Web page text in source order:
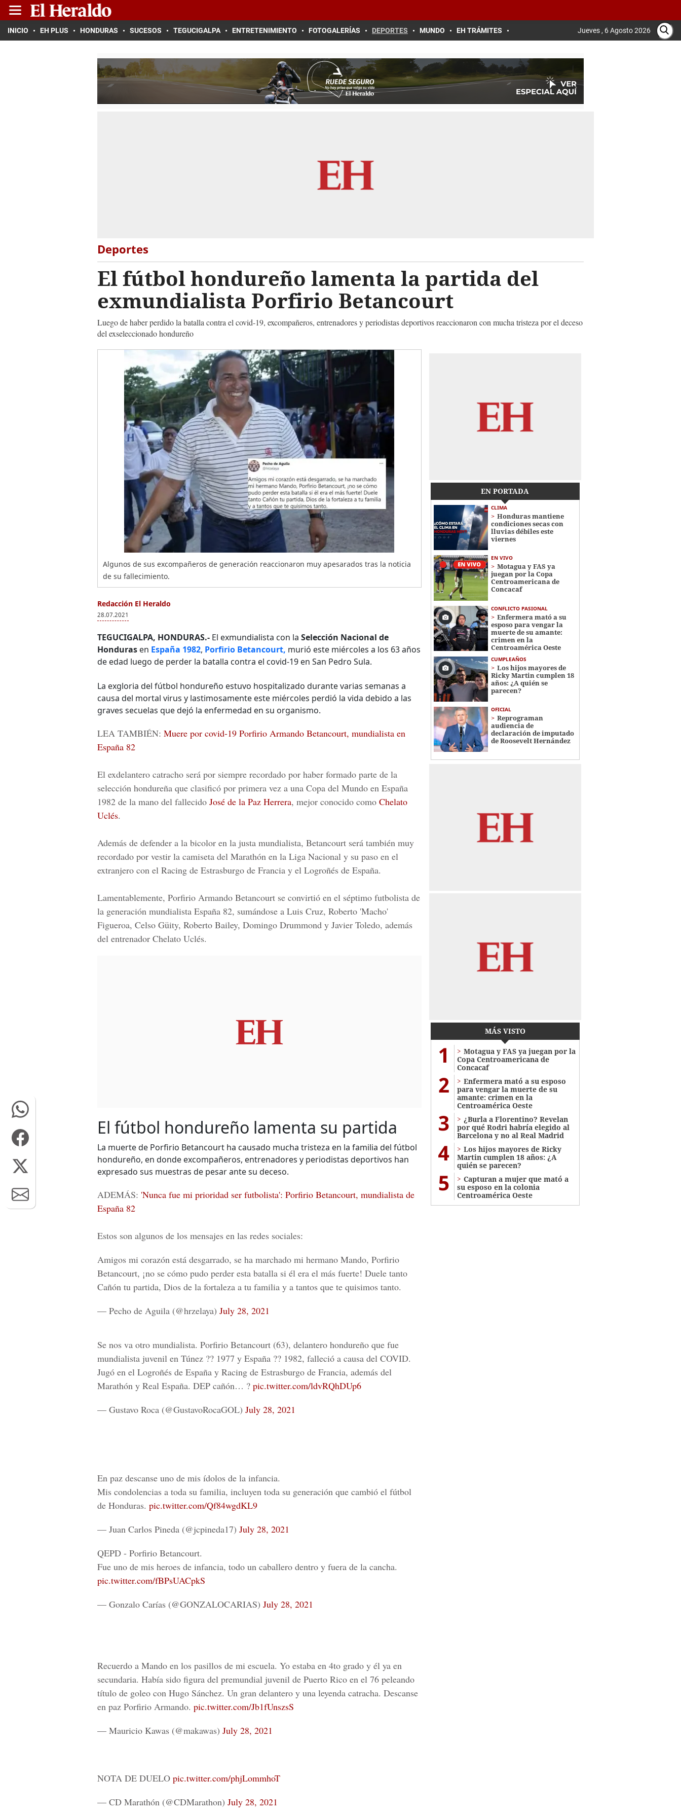
INICIO EH PLUS HONDURAS SUCESOS TEGUCIGALPA ENTRETENIMIENTO FOTOGALERÍAS DEPORTES MUNDO EH TRÁMITES Jueves , 6 Agosto 2026
Deportes
El fútbol hondureño lamenta la partida del
exmundialista Porfirio Betancourt
Luego de haber perdido la batalla contra el covid-19, excompañeros, entrenadores y periodistas deportivos reaccionaron con mucha tristeza por el deceso
del exseleccionado hondureño
Algunos de sus excompañeros de generación reaccionaron muy apesarados tras la noticia
de su fallecimiento.
Redacción El Heraldo
28.07.2021
TEGUCIGALPA, HONDURAS.- El exmundialista con la Selección Nacional de
Honduras en España 1982, Porfirio Betancourt, murió este miércoles a los 63 años
de edad luego de perder la batalla contra el covid-19 en San Pedro Sula.
La exgloria del fútbol hondureño estuvo hospitalizado durante varias semanas a
causa del mortal virus y lastimosamente este miércoles perdió la vida debido a las
graves secuelas que dejó la enfermedad en su organismo.
LEA TAMBIÉN: Muere por covid-19 Porfirio Armando Betancourt, mundialista en
España 82
El exdelantero catracho será por siempre recordado por haber formado parte de la
selección hondureña que clasificó por primera vez a una Copa del Mundo en España
1982 de la mano del fallecido José de la Paz Herrera, mejor conocido como Chelato
Uclés.
Además de defender a la bicolor en la justa mundialista, Betancourt será también muy
recordado por vestir la camiseta del Marathón en la Liga Nacional y su paso en el
extranjero con el Racing de Estrasburgo de Francia y el Logroñés de España.
Lamentablemente, Porfirio Armando Betancourt se convirtió en el séptimo futbolista de
la generación mundialista España 82, sumándose a Luis Cruz, Roberto 'Macho'
Figueroa, Celso Güity, Roberto Bailey, Domingo Drummond y Javier Toledo, además
del entrenador Chelato Uclés.
El fútbol hondureño lamenta su partida
La muerte de Porfirio Betancourt ha causado mucha tristeza en la familia del fútbol
hondureño, en donde excompañeros, entrenadores y periodistas deportivos han
expresado sus muestras de pesar ante su deceso.
ADEMÁS: 'Nunca fue mi prioridad ser futbolista': Porfirio Betancourt, mundialista de
España 82
Estos son algunos de los mensajes en las redes sociales:
Amigos mi corazón está desgarrado, se ha marchado mi hermano Mando, Porfirio
Betancourt, ¡no se cómo pudo perder esta batalla si él era el más fuerte! Duele tanto
Cañón tu partida, Dios de la fortaleza a tu familia y a tantos que te quisimos tanto.
— Pecho de Aguila (@hrzelaya) July 28, 2021
Se nos va otro mundialista. Porfirio Betancourt (63), delantero hondureño que fue
mundialista juvenil en Túnez ?? 1977 y España ?? 1982, falleció a causa del COVID.
Jugó en el Logroñés de España y Racing de Estrasburgo de Francia, además del
Marathón y Real España. DEP cañón… ? pic.twitter.com/ldvRQhDUp6
— Gustavo Roca (@GustavoRocaGOL) July 28, 2021
En paz descanse uno de mis ídolos de la infancia.
Mis condolencias a toda su familia, incluyen toda su generación que cambió el fútbol
de Honduras. pic.twitter.com/Qf84wgdKL9
— Juan Carlos Pineda (@jcpineda17) July 28, 2021
QEPD - Porfirio Betancourt.
Fue uno de mis heroes de infancia, todo un caballero dentro y fuera de la cancha.
pic.twitter.com/fBPsUACpkS
— Gonzalo Carías (@GONZALOCARIAS) July 28, 2021
Recuerdo a Mando en los pasillos de mi escuela. Yo estaba en 4to grado y él ya en
secundaria. Había sido figura del premundial juvenil de Puerto Rico en el 76 peleando
título de goleo con Hugo Sánchez. Un gran delantero y una leyenda catracha. Descanse
en paz Porfirio Armando. pic.twitter.com/Jb1fUnszsS
— Mauricio Kawas (@makawas) July 28, 2021
NOTA DE DUELO pic.twitter.com/phjLommhoT
— CD Marathón (@CDMarathon) July 28, 2021
EN PORTADA
CLIMA
Honduras mantiene
condiciones secas con
lluvias débiles este
viernes
EN VIVO
Motagua y FAS ya
juegan por la Copa
Centroamericana de
Concacaf
CONFLICTO PASIONAL
Enfermera mató a su
esposo para vengar la
muerte de su amante:
crimen en la
Centroamérica Oeste
CUMPLEAÑOS
Los hijos mayores de
Ricky Martin cumplen 18
años: ¿A quién se
parecen?
OFICIAL
Reprograman
audiencia de
declaración de imputado
de Roosevelt Hernández
MÁS VISTO
1
Motagua y FAS ya juegan por la
Copa Centroamericana de
Concacaf
2
Enfermera mató a su esposo
para vengar la muerte de su
amante: crimen en la
Centroamérica Oeste
3
¿Burla a Florentino? Revelan
por qué Rodri habría elegido al
Barcelona y no al Real Madrid
4
Los hijos mayores de Ricky
Martin cumplen 18 años: ¿A
quién se parecen?
5
Capturan a mujer que mató a
su esposo en la colonia
Centroamérica Oeste